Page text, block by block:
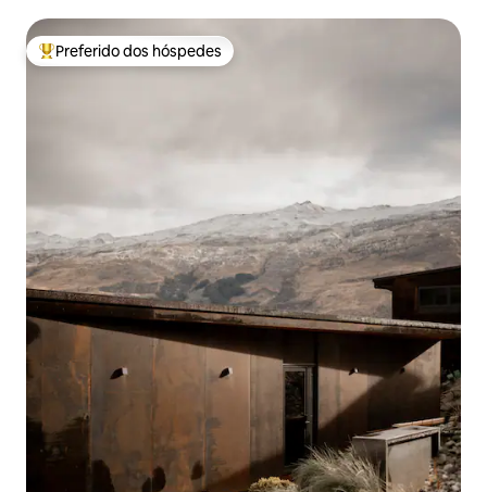
Entre os melhores preferidos dos hóspedes
Preferido dos hóspedes